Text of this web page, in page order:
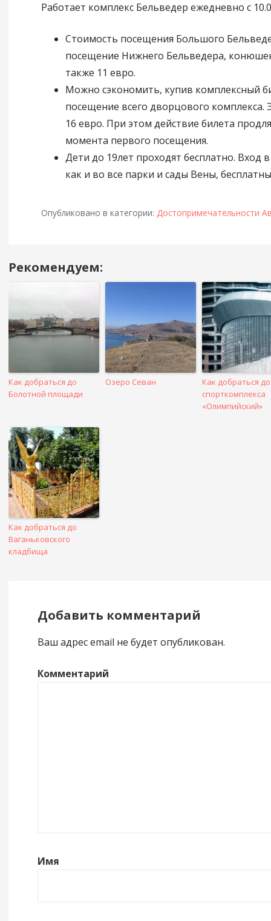
Работает комплекс Бельведер ежедневно с
Стоимость посещения Большого
посещение Нижнего Бельведера,
также 11 евро.
Можно сэкономить, купив комплексный
посещение всего дворцового комплекса.
16 евро. При этом действие билета
момента первого посещения.
Дети до 19лет проходят бесплатно. Вход
как и во все парки и сады Вены,
Опубликовано в категории: Достопримечательности
Навигация
Рекомендуем:
Как добраться до
Болотной площади
Озеро Севан
Как добраться до
спорткомплекса
«Олимпийский»
Как добраться до
Ваганьковского
кладбища
Добавить комментарий
Ваш адрес email не будет опубликован.
Комментарий
Имя